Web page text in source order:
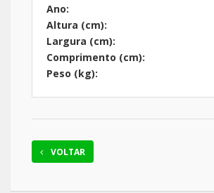
Ano:
Altura (cm):
Largura (cm):
Comprimento (cm):
Peso (kg):
VOLTAR